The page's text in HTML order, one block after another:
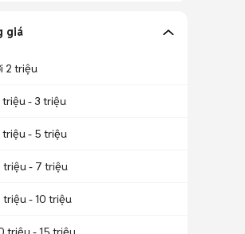
giá
2 triệu
triệu - 3 triệu
triệu - 5 triệu
triệu - 7 triệu
- 10 triệu